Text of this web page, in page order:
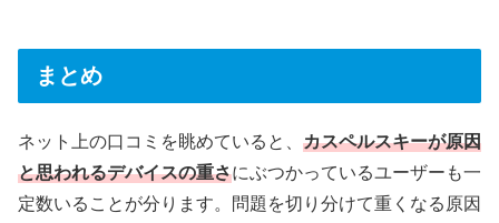
まとめ
ネット上の口コミを眺めていると、 カスペルスキーが原因
と思われるデバイスの重さにぶつかっているユーザーも一
定数いることが分ります。問題を切り分けて重くなる原因